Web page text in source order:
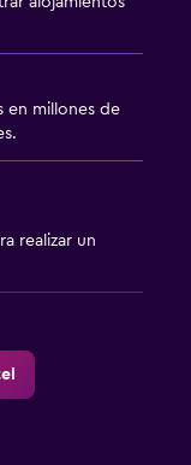
en millones de
realizar un